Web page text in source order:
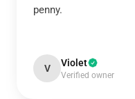
penny.
V Violet
Verified owner